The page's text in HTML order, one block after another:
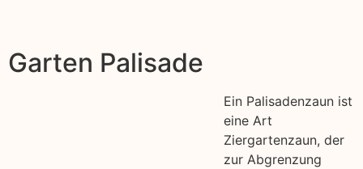
Garten Palisade
Ein Palisadenzaun ist
eine Art
Ziergartenzaun, der
zur Abgrenzung